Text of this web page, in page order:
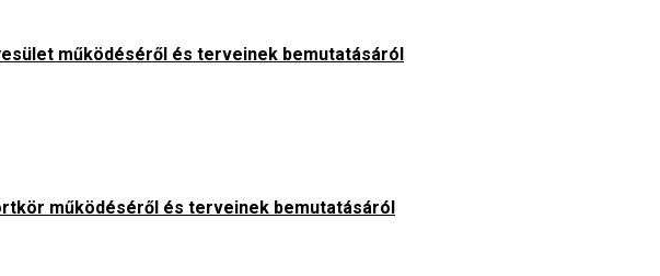
működéséről és terveinek bemutatásáról
működéséről és terveinek bemutatásáról